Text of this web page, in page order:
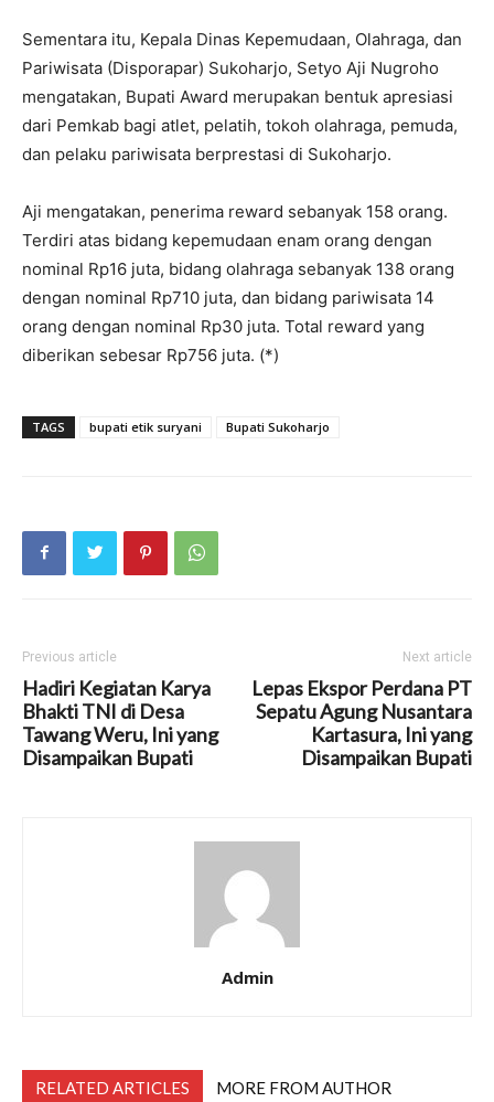
Sementara itu, Kepala Dinas Kepemudaan, Olahraga, dan
Pariwisata (Disporapar) Sukoharjo, Setyo Aji Nugroho
mengatakan, Bupati Award merupakan bentuk apresiasi
dari Pemkab bagi atlet, pelatih, tokoh olahraga, pemuda,
dan pelaku pariwisata berprestasi di Sukoharjo.
Aji mengatakan, penerima reward sebanyak 158 orang.
Terdiri atas bidang kepemudaan enam orang dengan
nominal Rp16 juta, bidang olahraga sebanyak 138 orang
dengan nominal Rp710 juta, dan bidang pariwisata 14
orang dengan nominal Rp30 juta. Total reward yang
diberikan sebesar Rp756 juta. (*)
TAGS bupati etik suryani Bupati Sukoharjo
Previous article
Hadiri Kegiatan Karya
Bhakti TNI di Desa
Tawang Weru, Ini yang
Disampaikan Bupati
Next article
Lepas Ekspor Perdana PT
Sepatu Agung Nusantara
Kartasura, Ini yang
Disampaikan Bupati
Admin
RELATED ARTICLES MORE FROM AUTHOR